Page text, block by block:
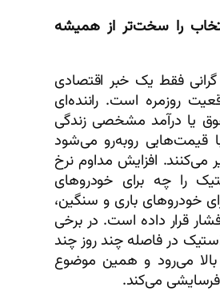
را سخت‌تر از همیشه
گرانی فقط یک خبر اقتصادی
روزمره است. راننده‌ای
یا درآمد مشخصی زندگی
قیمت‌هایی روبه‌رو می‌شود
می‌کنند. افزایش مداوم نرخ
را چه برای خودروهای
خودروهای باری و سنگین،
قرار داده است. در برخی
در فاصله چند روز چند
بالا می‌رود و همین موضوع
می‌کند.